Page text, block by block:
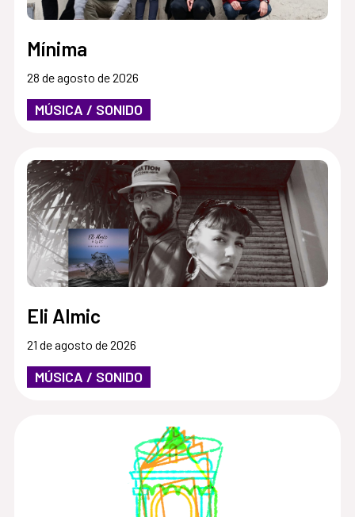
Mínima
28 de agosto de 2026
MÚSICA / SONIDO
Eli Almic
21 de agosto de 2026
MÚSICA / SONIDO